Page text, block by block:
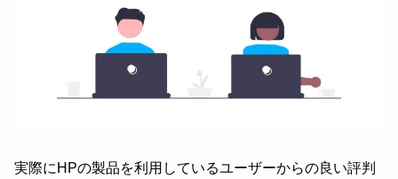
実際にHPの製品を利用しているユーザーからの良い評判